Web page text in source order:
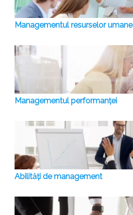
Managementul resurselor umane
Managementul performanței
Abilități de management